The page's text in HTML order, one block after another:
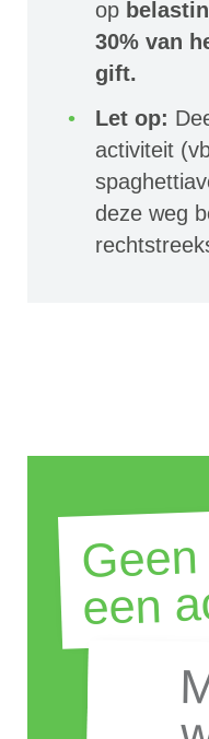
op
30% van
gift.
Let op:
activiteit
deze weg
een